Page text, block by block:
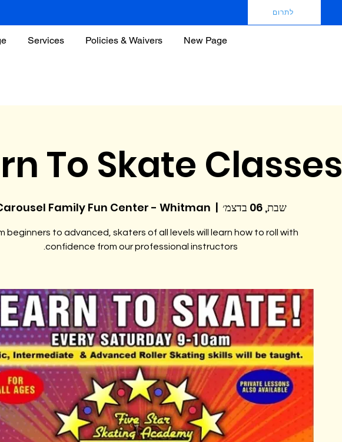
Services Policies & Waivers New Page
לתרום
To Skate Classes
שבת, 06 בדצמ׳
  |
Family Fun Center - Whitman
beginners to advanced, skaters of all levels will learn how to roll with
confidence from our professional instructors.